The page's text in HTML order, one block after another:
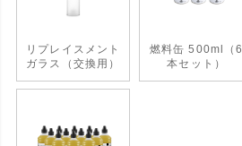
リプレイスメント
ガラス（交換用）
燃料缶 500ml（6
本セット）